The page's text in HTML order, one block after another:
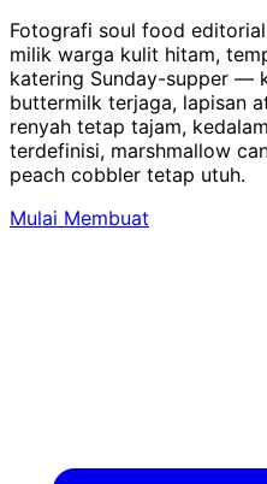
Fotografi soul food
milik warga kulit hitam,
katering Sunday-supper —
buttermilk terjaga, lapisan
renyah tetap tajam,
terdefinisi, marshmallow
peach cobbler tetap utuh.
Mulai Membuat